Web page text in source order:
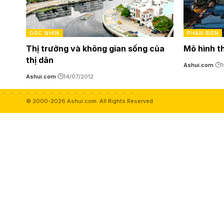
GÓC NHÌN
Thị trưởng và không gian sống của
thị dân
Ashui.com 14/07/2012
PHẢN BIỆN
Mô hình
Ashui.com
© 2000-2026 Ashui.com. All Rights Reserved.